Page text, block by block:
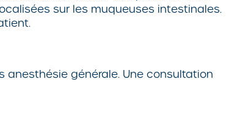
sur les muqueuses intestinales.
anesthésie générale. Une consultation